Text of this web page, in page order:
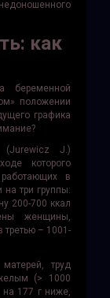
как
беременной
положении
графика
(Jurewicz J.)
которого
в
три группы:
200-700 ккал
женщины,
третью – 1001-
труд
(> 1000
177 г ниже,